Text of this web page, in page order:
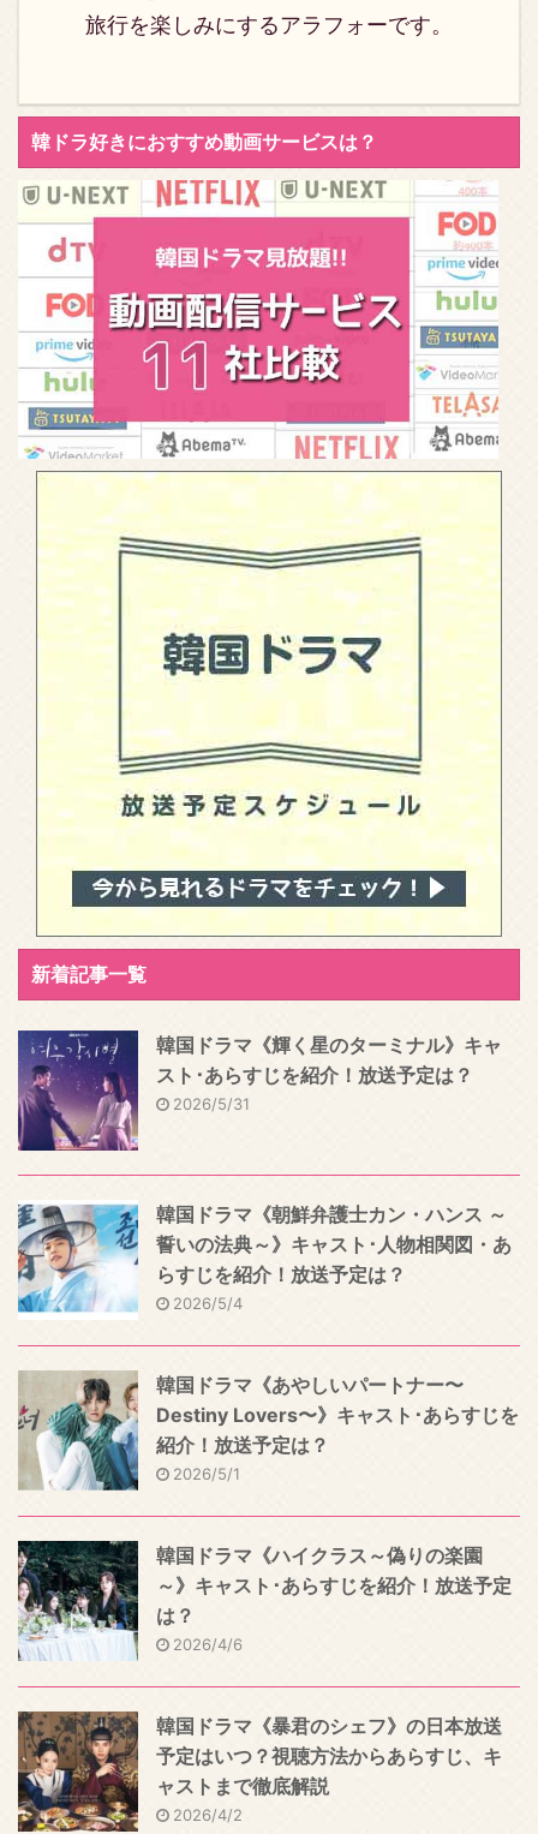
嫁げば、王室が ...
せて、ヨクを亡き者にし
ようと企む側室と ...
旅行を楽しみにするアラフォーです。
韓ドラ好きにおすすめ動画サービスは？
新着記事一覧
韓国ドラマ《輝く星のターミナル》キャ
スト･あらすじを紹介！放送予定は？
2026/5/31
韓国ドラマ《朝鮮弁護士カン・ハンス ～
誓いの法典～》キャスト･人物相関図・あ
らすじを紹介！放送予定は？
2026/5/4
韓国ドラマ《あやしいパートナー〜
Destiny Lovers〜》キャスト･あらすじを
紹介！放送予定は？
2026/5/1
韓国ドラマ《ハイクラス～偽りの楽園
～》キャスト･あらすじを紹介！放送予定
は？
2026/4/6
韓国ドラマ《暴君のシェフ》の日本放送
予定はいつ？視聴方法からあらすじ、キ
ャストまで徹底解説
2026/4/2